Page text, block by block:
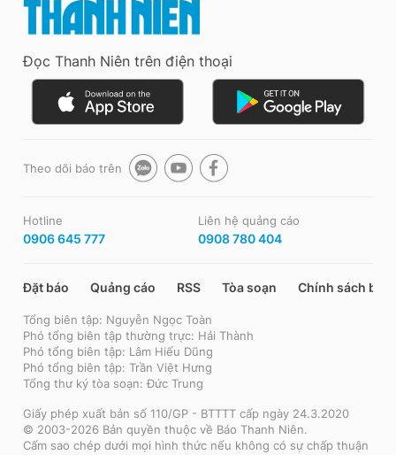
Đọc Thanh Niên trên điện thoại
Theo dõi báo trên
Hotline
0906 645 777
Liên hệ quảng cáo
0908 780 404
Đặt báo Quảng cáo RSS Tòa soạn Chính sách bảo
Tổng biên tập: Nguyễn Ngọc Toàn
Phó tổng biên tập thường trực: Hải Thành
Phó tổng biên tập: Lâm Hiếu Dũng
Phó tổng biên tập: Trần Việt Hưng
Tổng thư ký tòa soạn: Đức Trung
Giấy phép xuất bản số 110/GP - BTTTT cấp ngày 24.3.2020
© 2003-2026 Bản quyền thuộc về Báo Thanh Niên.
Cấm sao chép dưới mọi hình thức nếu không có sự chấp thuận